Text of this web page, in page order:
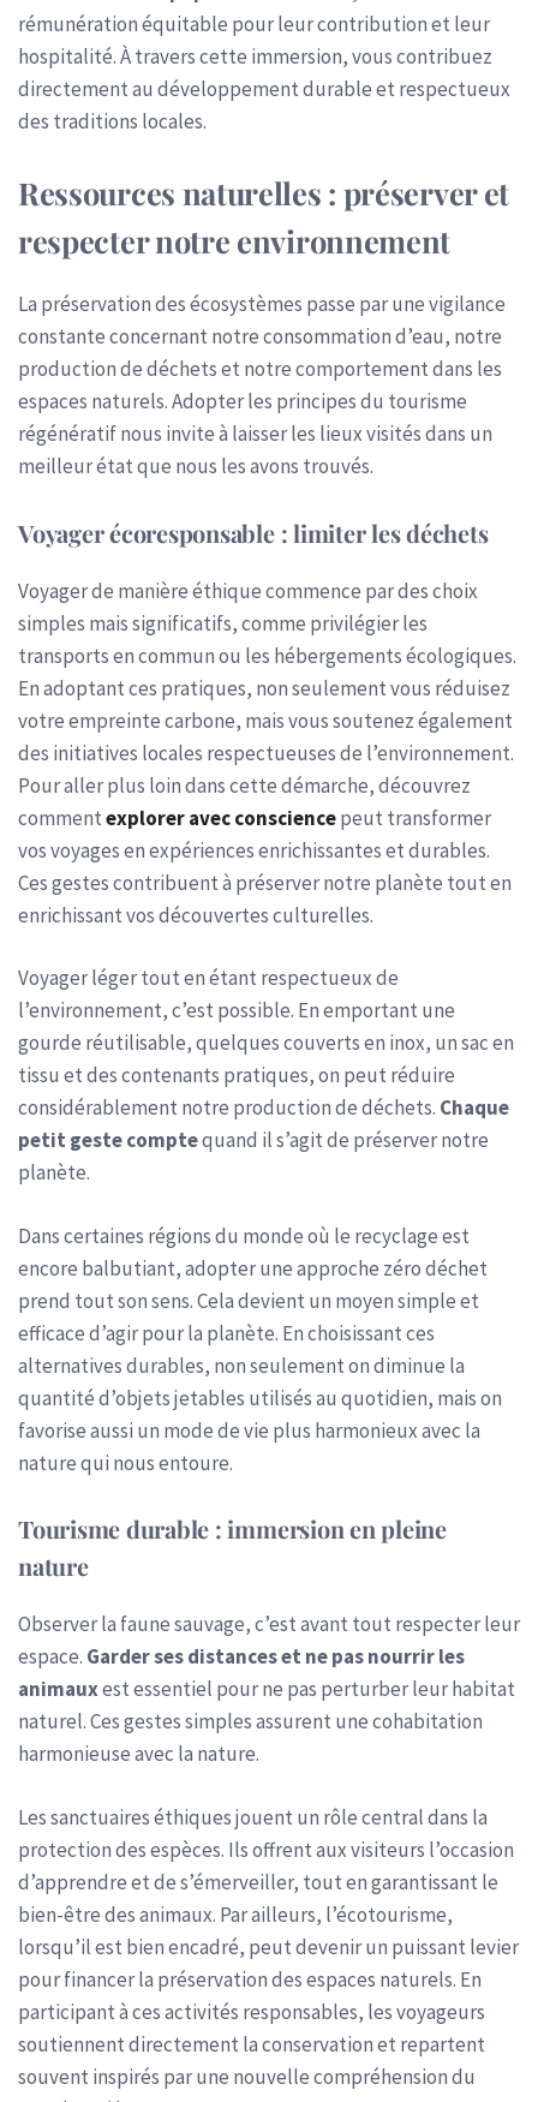
rémunération équitable pour leur contribution et leur
hospitalité. À travers cette immersion, vous contribuez
directement au développement durable et respectueux
des traditions locales.
Ressources naturelles : préserver et
respecter notre environnement
La préservation des écosystèmes passe par une vigilance
constante concernant notre consommation d’eau, notre
production de déchets et notre comportement dans les
espaces naturels. Adopter les principes du tourisme
régénératif nous invite à laisser les lieux visités dans un
meilleur état que nous les avons trouvés.
Voyager écoresponsable : limiter les déchets
Voyager de manière éthique commence par des choix
simples mais significatifs, comme privilégier les
transports en commun ou les hébergements écologiques.
En adoptant ces pratiques, non seulement vous réduisez
votre empreinte carbone, mais vous soutenez également
des initiatives locales respectueuses de l’environnement.
Pour aller plus loin dans cette démarche, découvrez
commentexplorer avec consciencepeut transformer
vos voyages en expériences enrichissantes et durables.
Ces gestes contribuent à préserver notre planète tout en
enrichissant vos découvertes culturelles.
Voyager léger tout en étant respectueux de
l’environnement, c’est possible. En emportant une
gourde réutilisable, quelques couverts en inox, un sac en
tissu et des contenants pratiques, on peut réduire
considérablement notre production de déchets. Chaque
petit geste comptequand il s’agit de préserver notre
planète.
Dans certaines régions du monde où le recyclage est
encore balbutiant, adopter une approche zéro déchet
prend tout son sens. Cela devient un moyen simple et
efficace d’agir pour la planète. En choisissant ces
alternatives durables, non seulement on diminue la
quantité d’objets jetables utilisés au quotidien, mais on
favorise aussi un mode de vie plus harmonieux avec la
nature qui nous entoure.
Tourisme durable : immersion en pleine
nature
Observer la faune sauvage, c’est avant tout respecter leur
espace. Garder ses distances et ne pas nourrir les
animauxest essentiel pour ne pas perturber leur habitat
naturel. Ces gestes simples assurent une cohabitation
harmonieuse avec la nature.
Les sanctuaires éthiques jouent un rôle central dans la
protection des espèces. Ils offrent aux visiteurs l’occasion
d’apprendre et de s’émerveiller, tout en garantissant le
bien-être des animaux. Par ailleurs, l’écotourisme,
lorsqu’il est bien encadré, peut devenir un puissant levier
pour financer la préservation des espaces naturels. En
participant à ces activités responsables, les voyageurs
soutiennent directement la conservation et repartent
souvent inspirés par une nouvelle compréhension du